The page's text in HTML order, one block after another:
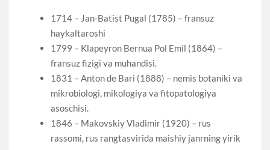
1714 – Jan-Batist Pugal (1785) – fransuz
haykaltaroshi
1799 – Klapeyron Bernua Pol Emil (1864) –
fransuz fizigi va muhandisi.
1831 – Anton de Bari (1888) – nemis botaniki va
mikrobiologi, mikologiya va fitopatologiya
asoschisi.
1846 – Makovskiy Vladimir (1920) – rus
rassomi, rus rangtasvirida maishiy janrning yirik